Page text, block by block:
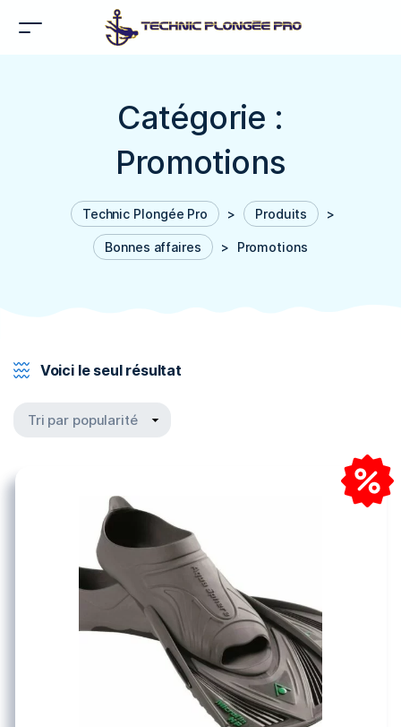
Catégorie :
Promotions
Technic Plongée Pro > Produits >
Bonnes affaires > Promotions
Voici le seul résultat